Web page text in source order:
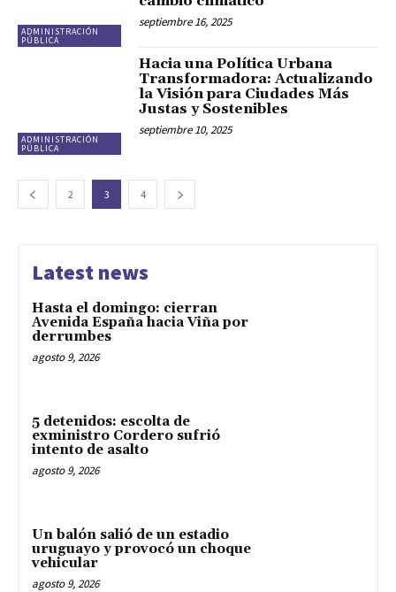
ADMINISTRACIÓN
PÚBLICA
septiembre 16, 2025
ADMINISTRACIÓN
PÚBLICA
Hacia una Política Urbana
Transformadora: Actualizando
la Visión para Ciudades Más
Justas y Sostenibles
septiembre 10, 2025
2 3 4
Latest news
Hasta el domingo: cierran
Avenida España hacia Viña por
derrumbes
agosto 9, 2026
5 detenidos: escolta de
exministro Cordero sufrió
intento de asalto
agosto 9, 2026
Un balón salió de un estadio
uruguayo y provocó un choque
vehicular
agosto 9, 2026